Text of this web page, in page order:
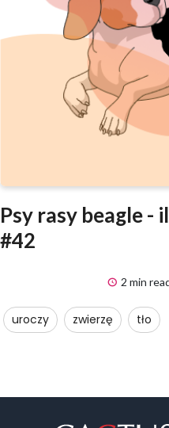
Psy rasy beagle -
#42
2 min
uroczy zwierzę tło